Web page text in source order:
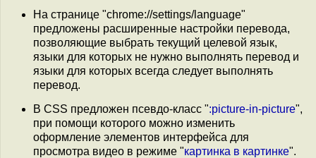
На странице "chrome://settings/language"
предложены расширенные настройки перевода,
позволяющие выбрать текущий целевой язык,
языки для которых не нужно выполнять перевод и
языки для которых всегда следует выполнять
перевод.
В CSS предложен псевдо-класс ":picture-in-picture",
при помощи которого можно изменить
оформление элементов интерфейса для
просмотра видео в режиме "картинка в картинке".